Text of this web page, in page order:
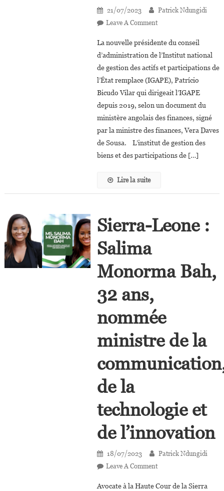
21/07/2023
Patrick Ndungidi
Leave A CommentOn
Vera
Cristina
Dos
Anjos
Tangue
Escórcio
Nommée
Présidente
L’IGAPE
La nouvelle présidente du conseil
d’administration de l’Institut national
de gestion des actifs et participations de
l’État remplace (IGAPE), Patrício
Bicudo Vilar qui dirigeait l’IGAPE
depuis 2019, selon un document du
ministère angolais des finances, signé
par la ministre des finances, Vera Daves
de Sousa. L’institut de gestion des
biens et des participations de […]
Lire la suite
Sierra-Leone :
Salima
Monorma Bah,
32 ans,
nommée
ministre de la
de la
technologie et
de l’innovation
18/07/2023
Patrick Ndungidi
Leave A CommentOn
Leone :
Avocate à la Haute Cour de la Sierra